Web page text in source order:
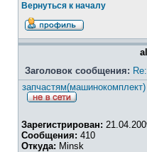
Вернуться к началу
Заголовок сообщения:
запчастям(машинокомплект)
Зарегистрирован:
Сообщения: 410
Откуда: Minsk